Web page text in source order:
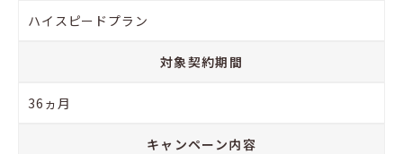
ハイスピードプラン
対象契約期間
36ヵ月
キャンペーン内容